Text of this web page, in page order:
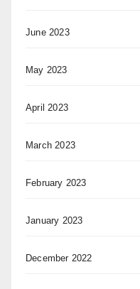
June 2023
May 2023
April 2023
March 2023
February 2023
January 2023
December 2022